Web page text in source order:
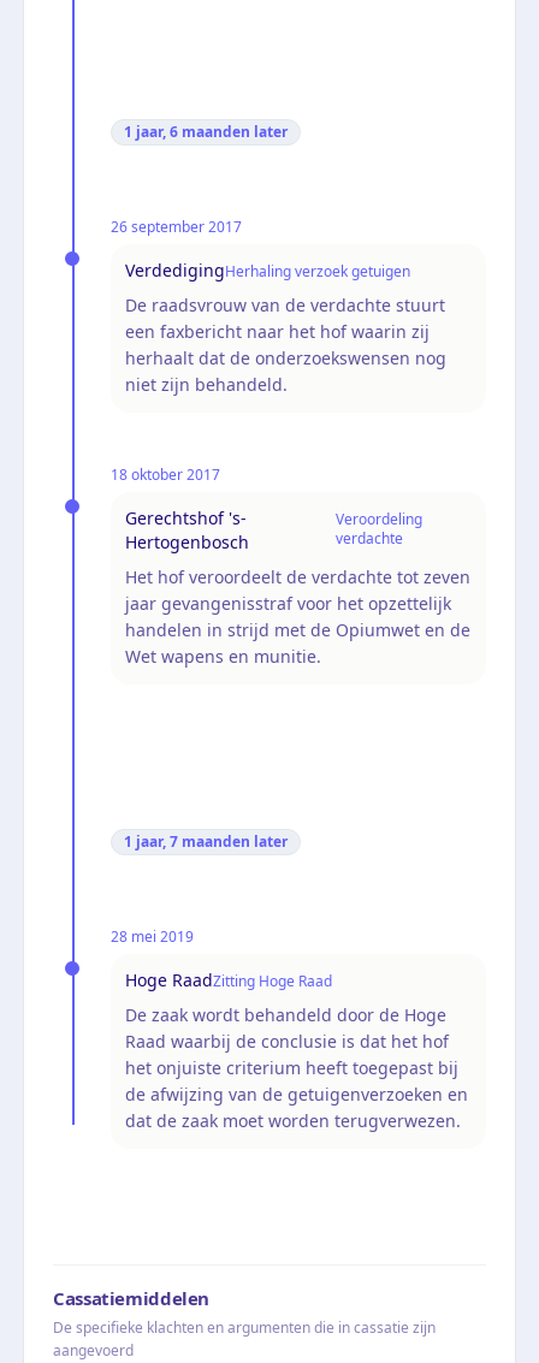
1 jaar, 6 maanden later
26 september 2017
VerdedigingHerhaling verzoek getuigen
De raadsvrouw van de verdachte stuurt
een faxbericht naar het hof waarin zij
herhaalt dat de onderzoekswensen nog
niet zijn behandeld.
18 oktober 2017
Gerechtshof 's-
Hertogenbosch
Veroordeling
verdachte
Het hof veroordeelt de verdachte tot zeven
jaar gevangenisstraf voor het opzettelijk
handelen in strijd met de Opiumwet en de
Wet wapens en munitie.
1 jaar, 7 maanden later
28 mei 2019
Hoge RaadZitting Hoge Raad
De zaak wordt behandeld door de Hoge
Raad waarbij de conclusie is dat het hof
het onjuiste criterium heeft toegepast bij
de afwijzing van de getuigenverzoeken en
dat de zaak moet worden terugverwezen.
Cassatiemiddelen
De specifieke klachten en argumenten die in cassatie zijn
aangevoerd